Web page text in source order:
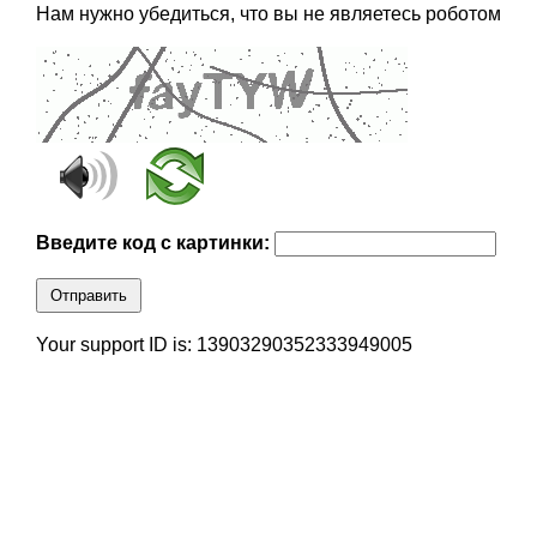
Нам нужно убедиться, что вы не являетесь роботом
Введите код с картинки:
Отправить
Your support ID is: 13903290352333949005